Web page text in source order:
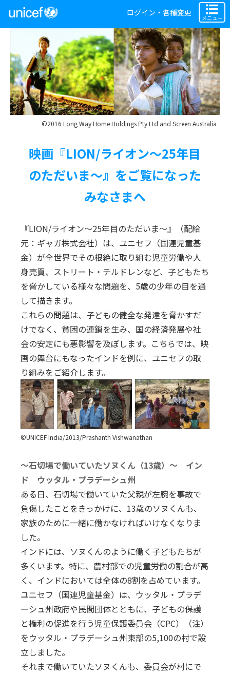
ログイン・各種変更
メニュー
©2016 Long Way Home Holdings Pty Ltd and Screen Australia
映画『LION/ライオン〜25年目
のただいま〜』をご覧になった
みなさまへ
『LION/ライオン〜25年目のただいま〜』（配給
元：ギャガ株式会社）は、ユニセフ（国連児童基
金）が全世界でその根絶に取り組む児童労働や人
身売買、ストリート・チルドレンなど、子どもたち
を脅かしている様々な問題を、5歳の少年の目を通
して描きます。
これらの問題は、子どもの健全な発達を脅かすだ
けでなく、貧困の連鎖を生み、国の経済発展や社
会の安定にも悪影響を及ぼします。こちらでは、映
画の舞台にもなったインドを例に、ユニセフの取
り組みをご紹介します。
©UNICEF India/2013/Prashanth Vishwanathan
〜石切場で働いていたソヌくん（13歳）〜 イン
ド ウッタル・プラデーシュ州
ある日、石切場で働いていた父親が左腕を事故で
負傷したことをきっかけに、13歳のソヌくんも、
家族のために一緒に働かなければいけなくなりま
した。
インドには、ソヌくんのように働く子どもたちが
多くいます。特に、農村部での児童労働の割合が高
く、インドにおいては全体の8割を占めています。
ユニセフ（国連児童基金）は、ウッタル・プラデ
ーシュ州政府や民間団体とともに、子どもの保護
と権利の促進を行う児童保護委員会（CPC）（注）
をウッタル・プラデーシュ州東部の5,100の村で設
立しました。
それまで働いていたソヌくんも、委員会が村にで